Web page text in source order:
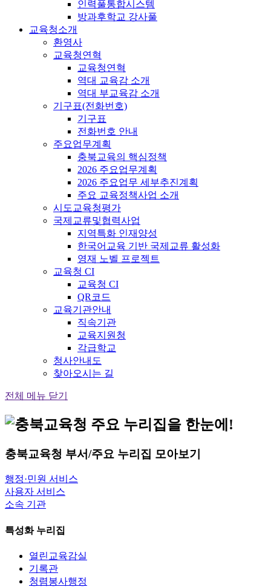
인력풀통합시스템
방과후학교 강사풀
교육청소개
환영사
교육청연혁
교육청연혁
역대 교육감 소개
역대 부교육감 소개
기구표(전화번호)
기구표
전화번호 안내
주요업무계획
충북교육의 핵심정책
2026 주요업무계획
2026 주요업무 세부추진계획
주요 교육정책사업 소개
시도교육청평가
국제교류및협력사업
지역특화 인재양성
한국어교육 기반 국제교류 활성화
영재 노벨 프로젝트
교육청 CI
교육청 CI
QR코드
교육기관안내
직속기관
교육지원청
각급학교
청사안내도
찾아오시는 길
전체 메뉴 닫기
충북교육청 부서/주요 누리집 모아보기
행정·민원 서비스
사용자 서비스
소속 기관
특성화 누리집
열린교육감실
기록관
청렴봉사행정